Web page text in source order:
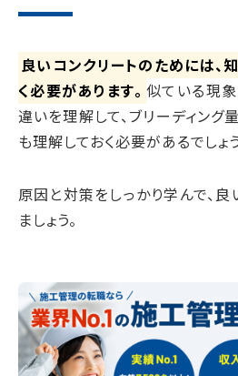
良いコンクリートのためには、
く必要があります。 似ている現
違いを理解して、ブリーディング
も理解しておく必要があるでしょう
原因と対策をしっかり学んで、
ましょう。